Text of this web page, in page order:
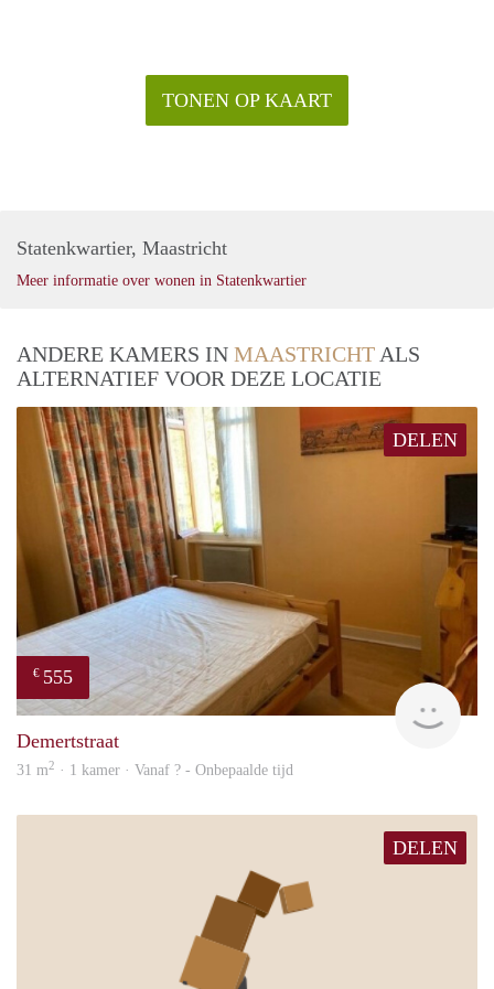
TONEN OP KAART
Statenkwartier, Maastricht
Meer informatie over wonen in Statenkwartier
ANDERE KAMERS IN MAASTRICHT ALS
ALTERNATIEF VOOR DEZE LOCATIE
DELEN
€ 555
Demertstraat
31 m2 · 1 kamer · Vanaf ? - Onbepaalde tijd
DELEN